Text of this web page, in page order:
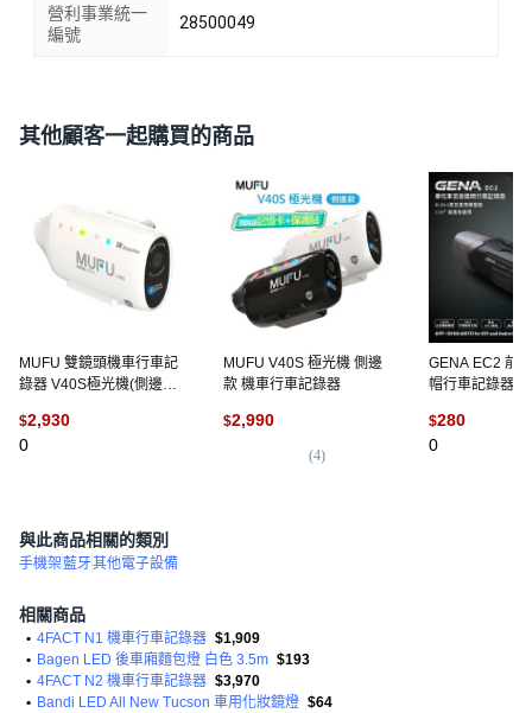
營利事業統一
編號
28500049
其他顧客一起購買的商品
MUFU 雙鏡頭機車行車記
錄器 V40S極光機(側邊款)
V40S 極光機
$2,930
0
MUFU V40S 極光機 側邊
款 機車行車記錄器
$2,990
(4)
GENA EC2 前
帽行車記錄器
EC1(EC2)防水
$280
0
與此商品相關的類別
手機架藍牙其他電子設備
相關商品
• 4FACT N1 機車行車記錄器 $1,909
• Bagen LED 後車廂麵包燈 白色 3.5m $193
• 4FACT N2 機車行車記錄器 $3,970
• Bandi LED All New Tucson 車用化妝鏡燈 $64